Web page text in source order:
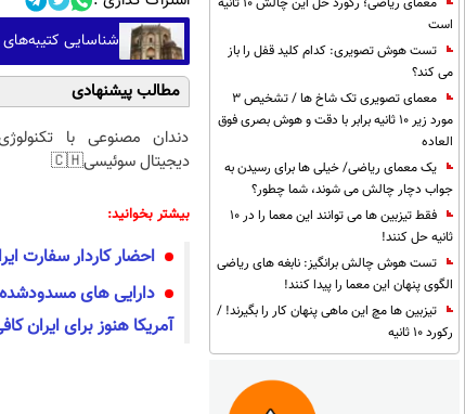
است
تست هوش تصویری: کدام کلید قفل را باز
می کند؟
معمای تصویری تک شاخ ها / تشخیص 3
مورد زیر 10 ثانیه برابر با دقت و هوش بصری فوق
العاده
یک معمای ریاضی/ خیلی ها برای رسیدن به
جواب دچار چالش می شوند، شما چطور؟
فقط تیزبین ها می توانند این معما را در 10
ثانیه حل کنند!
تست هوش چالش برانگیز: نابغه های ریاضی
الگوی پنهان این معما را پیدا کنند!
تیزبین ها مچ این ماهی پنهان کار را بگیرند! /
رکورد 10 ثانیه
شناسایی کتیبه‌های ۶۰۰ ساله فارسی در هندوستان (+عکس)
مطالب پیشنهادی
دندان مصنوعی با
دیجیتال سوئیسی🇨🇭
بیشتر بخوانید:
احضار کاردار سفارت
دارایی های مسدودشده
آمریکا هنوز برای ایران